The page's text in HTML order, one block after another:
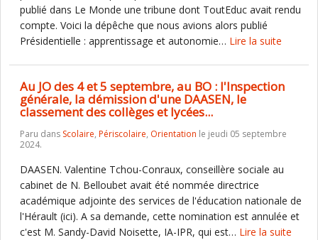
publié dans Le Monde une tribune dont ToutEduc avait rendu
compte. Voici la dépêche que nous avions alors publié
Présidentielle : apprentissage et autonomie… Lire la suite
Au JO des 4 et 5 septembre, au BO : l'Inspection
générale, la démission d'une DAASEN, le
classement des collèges et lycées...
Paru dans Scolaire, Périscolaire, Orientation le jeudi 05 septembre
2024.
DAASEN. Valentine Tchou-Conraux, conseillère sociale au
cabinet de N. Belloubet avait été nommée directrice
académique adjointe des services de l'éducation nationale de
l'Hérault (ici). A sa demande, cette nomination est annulée et
c'est M. Sandy-David Noisette, IA-IPR, qui est… Lire la suite